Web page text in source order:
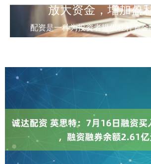
放大资金，增加盈
配资是一种为投资者提供杠杆资